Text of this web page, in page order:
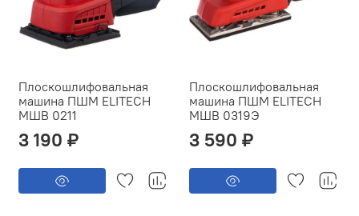
Плоскошлифовальная
машина ПШМ ELITECH
МШВ 0211
3 190 ₽
Плоскошлифовальная
машина ПШМ ELITECH
МШВ 0319Э
3 590 ₽